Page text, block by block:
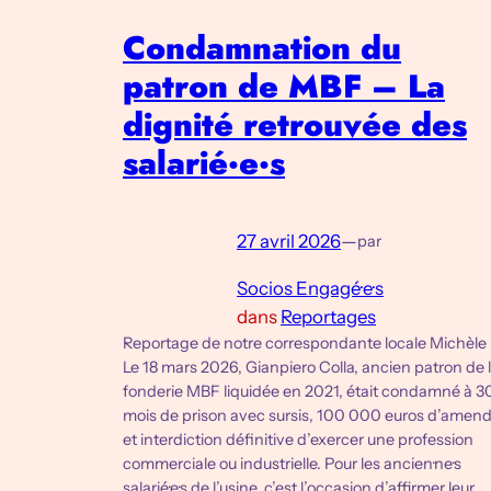
Condamnation du
patron de MBF – La
dignité retrouvée des
salarié·e·s
27 avril 2026—par
Socios Engagé·e·s
dans Reportages
Reportage de notre correspondante locale Michèle
Le 18 mars 2026, Gianpiero Colla, ancien patron de
fonderie MBF liquidée en 2021, était condamné à
mois de prison avec sursis, 100 000 euros
et interdiction définitive d’exercer une profession
commerciale ou industrielle. Pour les ancien·ne·s